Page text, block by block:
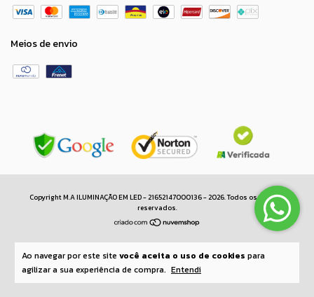
Ao navegar por este site você aceita o uso de cookies para
agilizar a sua experiência de compra. Entendi
Meios de envio
Copyright M.A ILUMINAÇÃO EM LED - 21652147000136 - 2026. Todos os direitos
reservados.